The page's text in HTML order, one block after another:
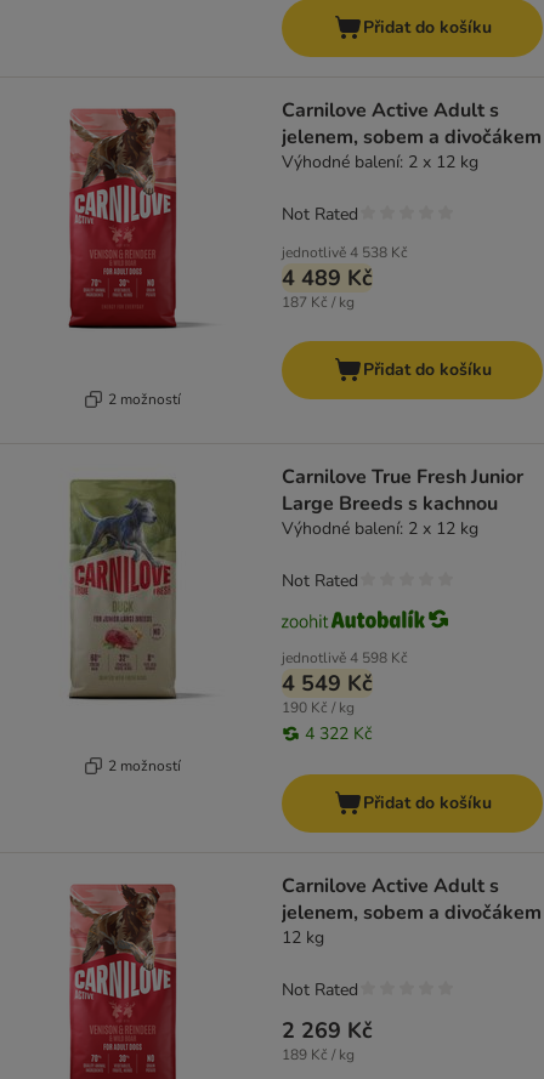
Přidat do košíku
2 možností
Carnilove Active Adult s
jelenem, sobem a divočákem
Výhodné balení: 2 x 12 kg
jednotlivě4 538 Kč
4 489 Kč
187 Kč / kg
Not Rated
Přidat do košíku
2 možností
Carnilove True Fresh Junior
Large Breeds s kachnou
Výhodné balení: 2 x 12 kg
jednotlivě4 598 Kč
4 549 Kč
190 Kč / kg
4 322 Kč
Not Rated
Přidat do košíku
Carnilove Active Adult s
jelenem, sobem a divočákem
12 kg
2 269 Kč
189 Kč / kg
Not Rated